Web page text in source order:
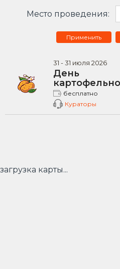
Место проведения:
31 -31 июля 2026
День
бесплатно
Кураторы
загрузка карты...